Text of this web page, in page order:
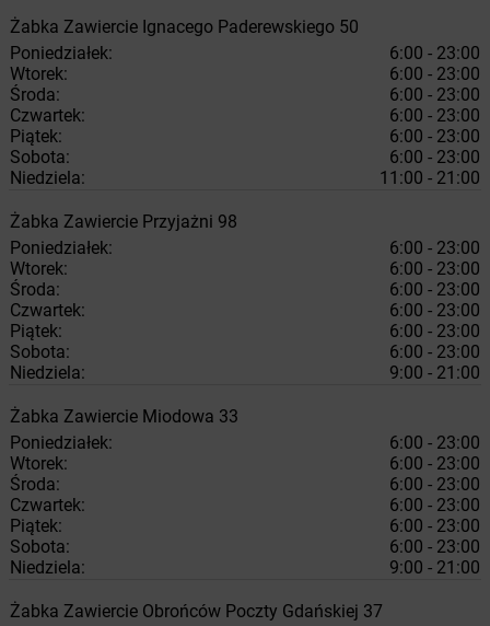
Żabka Zawiercie Ignacego Paderewskiego 50
Poniedziałek:
6:00 - 23:00
Wtorek:
6:00 - 23:00
Środa:
6:00 - 23:00
Czwartek:
6:00 - 23:00
Piątek:
6:00 - 23:00
Sobota:
6:00 - 23:00
Niedziela:
11:00 - 21:00
Żabka Zawiercie Przyjażni 98
Poniedziałek:
6:00 - 23:00
Wtorek:
6:00 - 23:00
Środa:
6:00 - 23:00
Czwartek:
6:00 - 23:00
Piątek:
6:00 - 23:00
Sobota:
6:00 - 23:00
Niedziela:
9:00 - 21:00
Żabka Zawiercie Miodowa 33
Poniedziałek:
6:00 - 23:00
Wtorek:
6:00 - 23:00
Środa:
6:00 - 23:00
Czwartek:
6:00 - 23:00
Piątek:
6:00 - 23:00
Sobota:
6:00 - 23:00
Niedziela:
9:00 - 21:00
Żabka Zawiercie Obrońców Poczty Gdańskiej 37